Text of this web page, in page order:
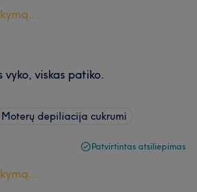
viskas patiko.
Moterų depiliacija cukrumi
Patvirtintas atsiliepimas